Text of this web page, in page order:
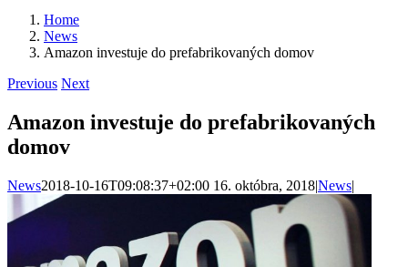
Home
News
Amazon investuje do prefabrikovaných domov
Previous Next
Amazon investuje do prefabrikovaných
domov
News2018-10-16T09:08:37+02:00 16. októbra, 2018|News|